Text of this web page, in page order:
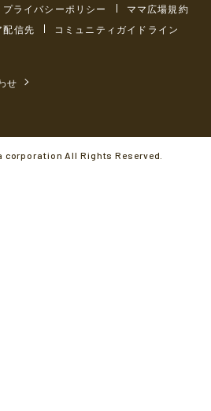
プライバシーポリシー
ママ広場規約
配信先 コミュニティガイドライン
せ
corporation All Rights Reserved.